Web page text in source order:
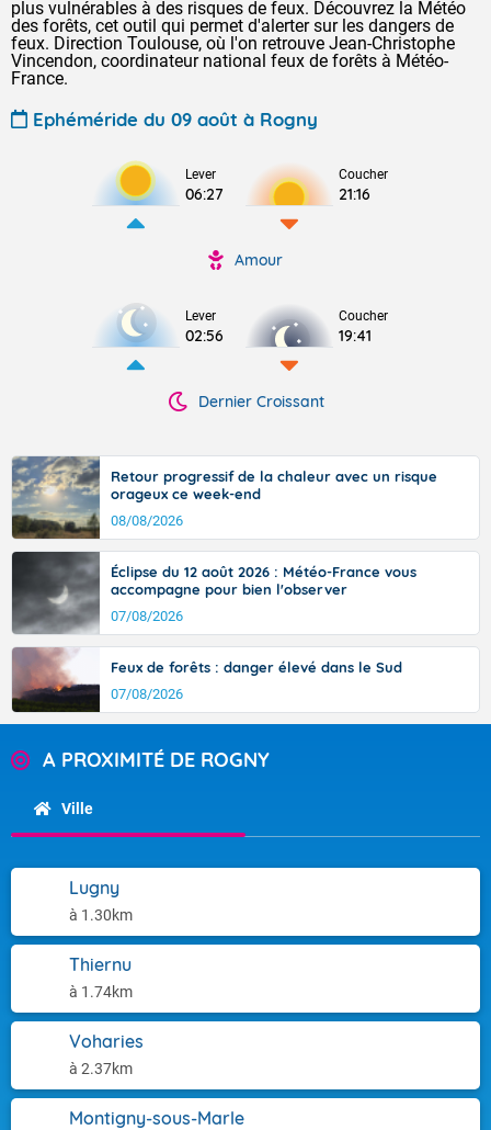
plus vulnérables à des risques de feux. Découvrez la Météo
des forêts, cet outil qui permet d'alerter sur les dangers de
feux. Direction Toulouse, où l'on retrouve Jean-Christophe
Vincendon, coordinateur national feux de forêts à Météo-
France.
Ephéméride du 09 août à Rogny
Lever
06:27
Coucher
21:16
Amour
Lever
02:56
Coucher
19:41
Dernier Croissant
Retour progressif de la chaleur avec un risque
orageux ce week-end
08/08/2026
Éclipse du 12 août 2026 : Météo-France vous
accompagne pour bien l'observer
07/08/2026
Feux de forêts : danger élevé dans le Sud
07/08/2026
A PROXIMITÉ DE ROGNY
Ville
Lugny
à 1.30km
Thiernu
à 1.74km
Voharies
à 2.37km
Montigny-sous-Marle